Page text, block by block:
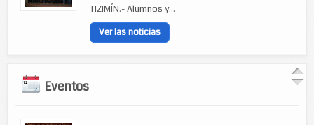
TIZIMÍN.- Alumnos y...
Ver las noticias
Eventos